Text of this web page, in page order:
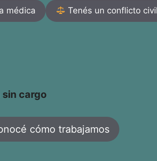
médica Tenés un conflicto
cargo
cómo trabajamos